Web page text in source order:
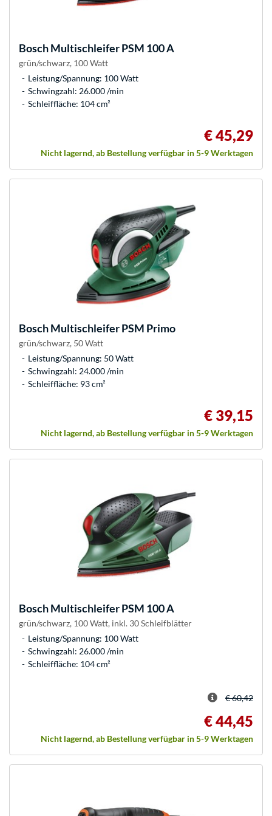
BoschMultischleifer PSM 100 A
grün/schwarz, 100 Watt
Leistung/Spannung: 100 Watt
Schwingzahl: 26.000 /min
Schleiffläche: 104 cm²
€ 45,29
Nicht lagernd, ab Bestellung verfügbar in 5-9 Werktagen
BoschMultischleifer PSM Primo
grün/schwarz, 50 Watt
Leistung/Spannung: 50 Watt
Schwingzahl: 24.000 /min
Schleiffläche: 93 cm²
€ 39,15
Nicht lagernd, ab Bestellung verfügbar in 5-9 Werktagen
BoschMultischleifer PSM 100 A
grün/schwarz, 100 Watt, inkl. 30 Schleifblätter
Leistung/Spannung: 100 Watt
Schwingzahl: 26.000 /min
Schleiffläche: 104 cm²
€ 60,42
€ 44,45
Nicht lagernd, ab Bestellung verfügbar in 5-9 Werktagen